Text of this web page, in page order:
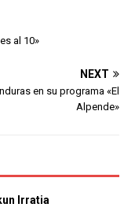
al 10»
NEXT
en su programa «El
Alpende»
Irratia